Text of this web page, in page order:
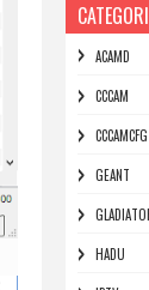
ACAMD
CCCAM
CCCAMCFG
GEANT
HADU